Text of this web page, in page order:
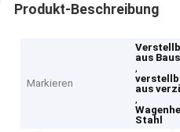
Produkt-Beschreibung
Markieren
aus
,
aus
,
Stahl